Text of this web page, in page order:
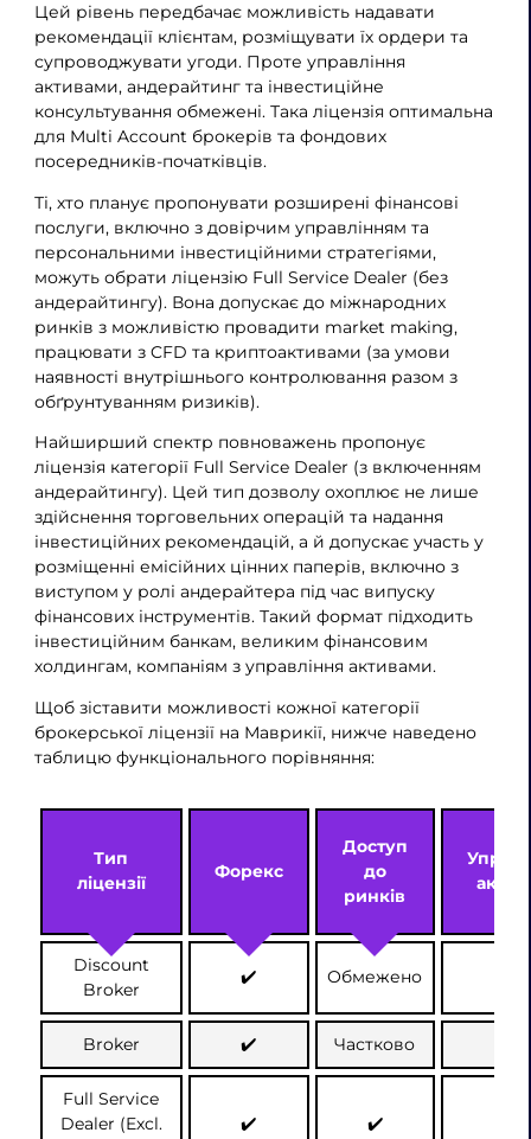
Цей рівень передбачає можливість надавати
рекомендації клієнтам, розміщувати їх ордери та
супроводжувати угоди. Проте управління
активами, андерайтинг та інвестиційне
консультування обмежені. Така ліцензія оптимальна
для Multi Account брокерів та фондових
посередників-початківців.
Ті, хто планує пропонувати розширені фінансові
послуги, включно з довірчим управлінням та
персональними інвестиційними стратегіями,
можуть обрати ліцензію Full Service Dealer (без
андерайтингу). Вона допускає до міжнародних
ринків з можливістю провадити market making,
працювати з CFD та криптоактивами (за умови
наявності внутрішнього контролювання разом з
обґрунтуванням ризиків).
Найширший спектр повноважень пропонує
ліцензія категорії Full Service Dealer (з включенням
андерайтингу). Цей тип дозволу охоплює не лише
здійснення торговельних операцій та надання
інвестиційних рекомендацій, а й допускає участь у
розміщенні емісійних цінних паперів, включно з
виступом у ролі андерайтера під час випуску
фінансових інструментів. Такий формат підходить
інвестиційним банкам, великим фінансовим
холдингам, компаніям з управління активами.
Щоб зіставити можливості кожної категорії
брокерської ліцензії на Маврикії, нижче наведено
таблицю функціонального порівняння:
Тип
ліцензії
Форекс
Доступ
до
ринків
Discount
Broker
✔️ Обмежено
Broker ✔️ Частково
Full Service
Dealer (Excl.
✔️ ✔️